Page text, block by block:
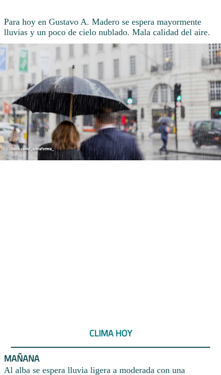
Para hoy en Gustavo A. Madero se espera mayormente
lluvias y un poco de cielo nublado. Mala calidad del aire.
CLIMA HOY
MAÑANA
Al alba se espera lluvia ligera a moderada con una